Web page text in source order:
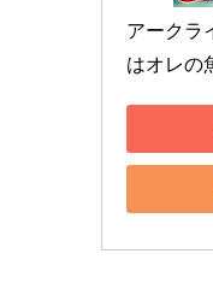
アークラ
はオレの